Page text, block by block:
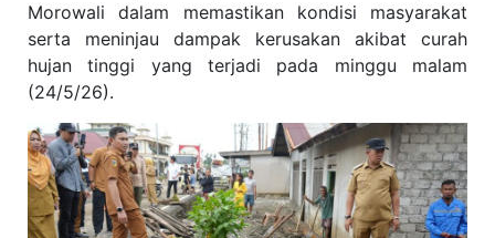
Morowali dalam memastikan kondisi masyarakat
serta meninjau dampak kerusakan akibat curah
hujan tinggi yang terjadi pada minggu malam
(24/5/26).